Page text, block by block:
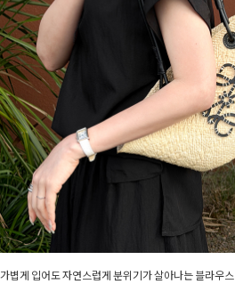
가볍게 입어도 자연스럽게 분위기가 살아나는 블라우스